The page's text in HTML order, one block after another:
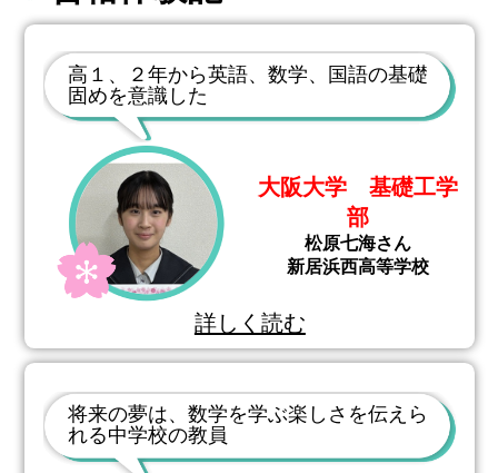
高１、２年から英語、数学、国語の基礎
固めを意識した
大阪大学 基礎工学
部
松原七海さん
新居浜西高等学校
詳しく読む
将来の夢は、数学を学ぶ楽しさを伝えら
れる中学校の教員